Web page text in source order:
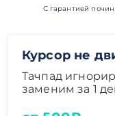
С гарантией
Курсор не
Тачпад
заменим за 1